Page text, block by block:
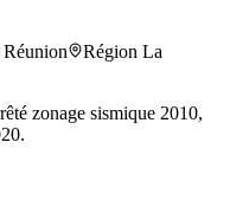
Région La
zonage sismique 2010,